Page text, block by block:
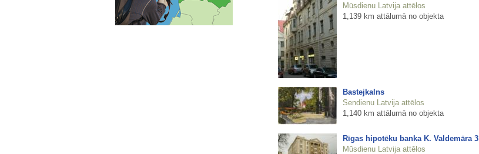
Mūsdienu Latvija attēlos
1,139 km attālumā no objekta
Bastejkalns
Sendienu Latvija attēlos
1,140 km attālumā no objekta
Rīgas hipotēku banka K. Valdemāra 3
Mūsdienu Latvija attēlos